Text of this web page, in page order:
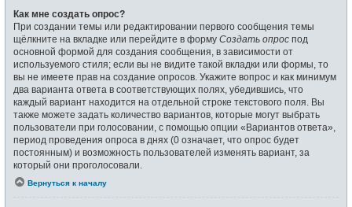
Как мне создать опрос?
При создании темы или редактировании первого сообщения темы
щёлкните на вкладке или перейдите в форму Создать опрос под
основной формой для создания сообщения, в зависимости от
используемого стиля; если вы не видите такой вкладки или формы, то
вы не имеете прав на создание опросов. Укажите вопрос и как минимум
два варианта ответа в соответствующих полях, убедившись, что
каждый вариант находится на отдельной строке текстового поля. Вы
также можете задать количество вариантов, которые могут выбрать
пользователи при голосовании, с помощью опции «Вариантов ответа»,
период проведения опроса в днях (0 означает, что опрос будет
постоянным) и возможность пользователей изменять вариант, за
который они проголосовали.
Вернуться к началу